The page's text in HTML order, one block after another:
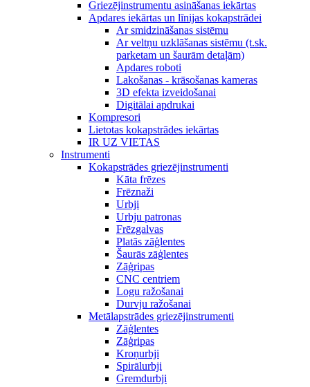
Griezējinstrumentu asināšanas iekārtas
Apdares iekārtas un līnijas kokapstrādei
Ar smidzināšanas sistēmu
Ar veltņu uzklāšanas sistēmu (t.sk.
parketam un šaurām detaļām)
Apdares roboti
Lakošanas - krāsošanas kameras
3D efekta izveidošanai
Digitālai apdrukai
Kompresori
Lietotas kokapstrādes iekārtas
IR UZ VIETAS
Instrumenti
Kokapstrādes griezējinstrumenti
Kāta frēzes
Frēznaži
Urbji
Urbju patronas
Frēzgalvas
Platās zāģlentes
Šaurās zāģlentes
Zāģripas
CNC centriem
Logu ražošanai
Durvju ražošanai
Metālapstrādes griezējinstrumenti
Zāģlentes
Zāģripas
Kroņurbji
Spirālurbji
Gremdurbji